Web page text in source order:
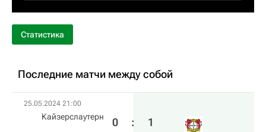
Статистика
Последние матчи между собой
25.05.2024 21:00
Кайзерслаутерн 0 : 1